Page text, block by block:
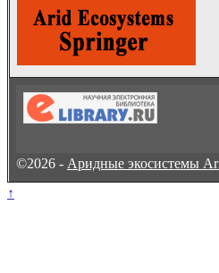
©2026 - Аридные экосистемы
↑